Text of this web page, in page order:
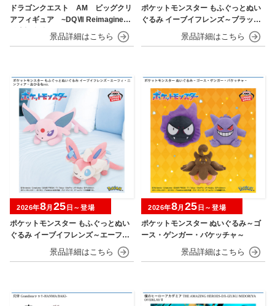
ドラゴンクエスト AM ビッグクリ
アフィギュア ~DQⅦ Reimagined
発売記念編~
ポケットモンスター もふぐっとぬい
ぐるみ イーブイフレンズ～ブラッキ
ー・リーフィア～おひるねver.
ポケットモンスター もふぐっとぬい
ぐるみ イーブイフレンズ～エーフ
ィ・ニンフィア～おひるねver.
2026年8月 25 日～登場
ポケットモンスター ぬいぐるみ～ゴ
ース・ゲンガー・バケッチャ～
2026年8月 25 日～登場